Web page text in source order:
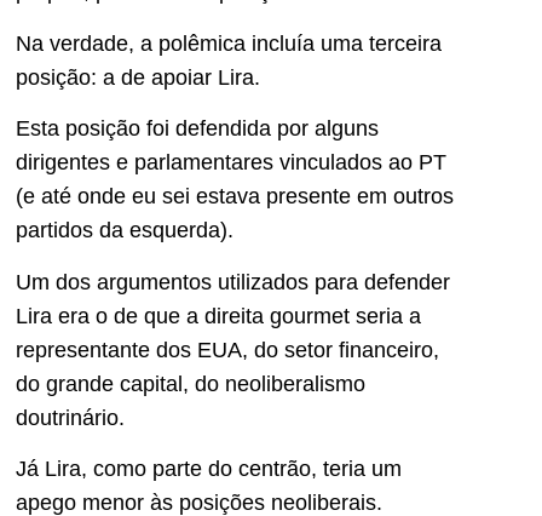
Na verdade, a polêmica incluía uma terceira
posição: a de apoiar Lira.
Esta posição foi defendida por alguns
dirigentes e parlamentares vinculados ao PT
(e até onde eu sei estava presente em outros
partidos da esquerda).
Um dos argumentos utilizados para defender
Lira era o de que a direita gourmet seria a
representante dos EUA, do setor financeiro,
do grande capital, do neoliberalismo
doutrinário.
Já Lira, como parte do centrão, teria um
apego menor às posições neoliberais.